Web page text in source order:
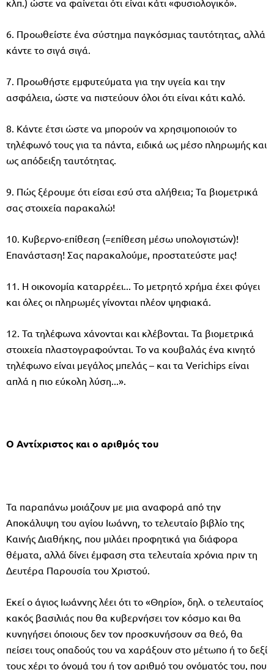
6. Προωθείστε ένα σύστημα παγκόσμιας ταυτότητας, αλλά
κάντε το σιγά σιγά.
7. Προωθήστε εμφυτεύματα για την υγεία και την
ασφάλεια, ώστε να πιστεύουν όλοι ότι είναι κάτι καλό.
8. Κάντε έτσι ώστε να μπορούν να χρησιμοποιούν το
τηλέφωνό τους για τα πάντα, ειδικά ως μέσο πληρωμής και
ως απόδειξη ταυτότητας.
9. Πώς ξέρουμε ότι είσαι εσύ στα αλήθεια; Τα βιομετρικά
σας στοιχεία παρακαλώ!
10. Κυβερνο-επίθεση (=επίθεση μέσω υπολογιστών)!
Επανάσταση! Σας παρακαλούμε, προστατεύστε μας!
11. Η οικονομία καταρρέει... Το μετρητό χρήμα έχει φύγει
και όλες οι πληρωμές γίνονται πλέον ψηφιακά.
12. Τα τηλέφωνα χάνονται και κλέβονται. Τα βιομετρικά
στοιχεία πλαστογραφούνται. Το να κουβαλάς ένα κινητό
τηλέφωνο είναι μεγάλος μπελάς – και τα Verichips είναι
απλά η πιο εύκολη λύση...».
Ο Αντίχριστος και ο αριθμός του
Τα παραπάνω μοιάζουν με μια αναφορά από την
Αποκάλυψη του αγίου Ιωάννη, το τελευταίο βιβλίο της
Καινής Διαθήκης, που μιλάει προφητικά για διάφορα
θέματα, αλλά δίνει έμφαση στα τελευταία χρόνια πριν τη
Δευτέρα Παρουσία του Χριστού.
Εκεί ο άγιος Ιωάννης λέει ότι το «Θηρίο», δηλ. ο τελευταίος
κακός βασιλιάς που θα κυβερνήσει τον κόσμο και θα
κυνηγήσει όποιους δεν τον προσκυνήσουν σα θεό, θα
πείσει τους οπαδούς του να χαράξουν στο μέτωπο ή το δεξί
τους χέρι το όνομά του ή τον αριθμό του ονόματός του, που